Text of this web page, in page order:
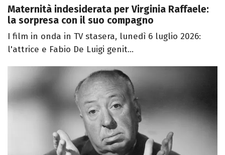
Maternità indesiderata per Virginia Raffaele:
la sorpresa con il suo compagno
I film in onda in TV stasera, lunedì 6 luglio 2026:
l'attrice e Fabio De Luigi genit...